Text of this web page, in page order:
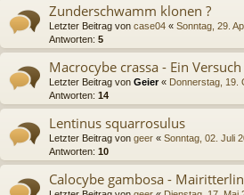
Zunderschwamm klonen ?
Letzter Beitrag von case04 « Sonntag, 29.
Antworten: 5
Macrocybe crassa - Ein Versuch
Letzter Beitrag von Geier« Donnerstag, 19.
Antworten: 14
Lentinus squarrosulus
Letzter Beitrag von geer « Sonntag, 02. Juli
Antworten: 10
Calocybe gambosa -